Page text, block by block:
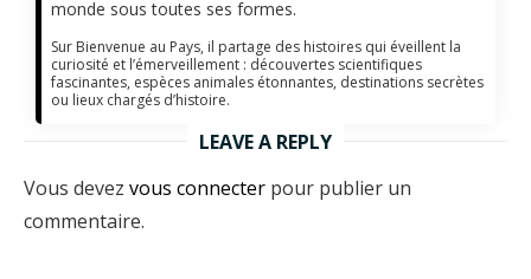
monde sous toutes ses formes.
Sur Bienvenue au Pays, il partage des histoires qui éveillent la
curiosité et l’émerveillement : découvertes scientifiques
fascinantes, espèces animales étonnantes, destinations secrètes
ou lieux chargés d’histoire.
LEAVE A REPLY
Vous devez vous connecter pour publier un
commentaire.